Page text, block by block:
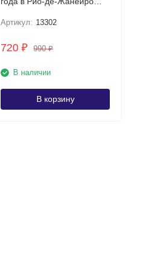
Артикул: 13302
720₽ 990₽
В наличии
В корзину